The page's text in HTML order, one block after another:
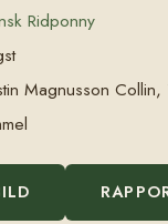
Ridponny
Magnusson Collin,